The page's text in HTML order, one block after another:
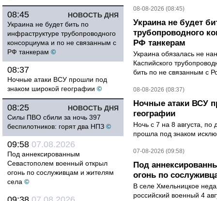
НОВОСТЬ ДНЯ
08:45
Украина не будет бить по
инфраструктуре трубопроводного
консорциума и по не связанным с
РФ танкерам ©
08:37
Ночные атаки ВСУ прошли под
знаком широкой географии ©
НОВОСТЬ ДНЯ
08:25
Силы ПВО сбили за ночь 397
беспилотников: горят два НПЗ ©
09:58 07.08.2026
Под аннексированным
Севастополем военный открыл
огонь по сослуживцам и жителям
села ©
08-08-2026 (08:45)
Украина не будет
трубопроводного
РФ танкерам
Украина обязалась не
Каспийского
бить по не связанным с
08-08-2026 (08:37)
Ночные атаки ВСУ
географии
Ночь с 7 на 8 августа,
прошла под знаком
07-08-2026 (09:58)
Под
огонь по
В селе Хмельницкое
российский военный 4